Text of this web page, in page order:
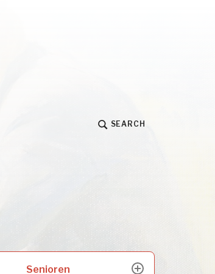
SEARCH
Senioren